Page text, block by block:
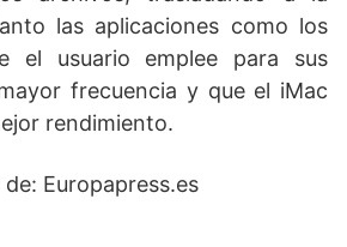
las aplicaciones como los
el usuario emplee para sus
frecuencia y que el iMac
rendimiento.
Europapress.es